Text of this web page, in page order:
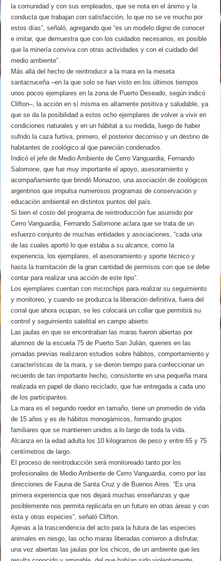
la comunidad y con sus empleados, que se nota en el ánimo y la
conducta que trabajan con satisfacción, lo que no se ve mucho por
estos días”, señaló, agregando que “es un modelo digno de conocer
e imitar, que demuestra que con los cuidados necesarios, es posible
que la minería conviva con otras actividades y con el cuidado del
medio ambiente”.
Más allá del hecho de reintroducir a la mara en la meseta
santacruceña –en la que solo se han visto en los últimos tiempos
unos pocos ejemplares en la zona de Puerto Deseado, según indicó
Clifton–, la acción en sí misma es altamente positiva y saludable, ya
que se da la posibilidad a estos ocho ejemplares de volver a vivir en
condiciones naturales y en un hábitat a su medida, luego de haber
sufrido la caza furtiva, primero, el posterior decomiso y un destino de
habitantes de zoológico al que parecián condenados.
Indicó el jefe de Medio Ambiente de Cerro Vanguardia, Fernando
Salomone, que fue muy importante el apoyo, asesoramiento y
acompañamiento que brindó Monazoo, una asociación de zoológicos
argentinos que impulsa numerosos programas de conservación y
educación ambiental en distintos puntos del país.
Si bien el costo del programa de reintroducción fue asumido por
Cerro Vanguardia, Fernando Salomone aclara que se trata de un
esfuerzo conjunto de muchas entidades y asociaciones, “cada una
de las cuales aportó lo que estaba a su alcance, como la
experiencia, los ejemplares, el asesoramiento y sporte técnico y
hasta la tramitación de la gran cantidad de permisos con que se debe
contar para realizar una acción de este tipo”.
Los ejemplares cuentan con microchips para realizar su seguimiento
y monitoreo, y cuando se produzca la liberación definitiva, fuera del
corral que ahora ocupan, se les colocará un collar que permitirá su
control y seguimiento satelital en campo abierto.
Las jaulas en que se encontraban las maras fueron abiertas por
alumnos de la escuela 75 de Puerto San Julián, quienes en las
jornadas previas realizaron estudios sobre hábitos, comportamiento y
características de la mara, y se dieron tiempo para confeccionar un
recuerdo de tan importante hecho, consistente en una pequeña mara
realizada en papel de diario reciclado, que fue entregada a cada uno
de los participantes.
La mara es el segundo roedor en tamaño, tiene un promedio de vida
de 15 años y es de hábitos monogámicos, formando grupos
familiares que se mantienen unidos a lo largo de toda la vida.
Alcanza en la edad adulta los 10 kilogramos de peso y entre 65 y 75
centímetros de largo.
El proceso de reintroducción será monitoreado tanto por los
profesionales de Medio Ambiente de Cerro Vanguardia, como por las
direcciones de Fauna de Santa Cruz y de Buenos Aires. “Es una
primera experiencia que nos dejará muchas enseñanzas y que
posiblemente nos permita replicarla en un futuro en otras áreas y con
ésta y otras especies”, señaló Clifton.
Ajenas a la trascendencia del acto para la futura de las especies
animales en riesgo, las ocho maras liberadas corrieron a disfrutar,
una vez abiertas las jaulas por los chicos, de un ambiente que les